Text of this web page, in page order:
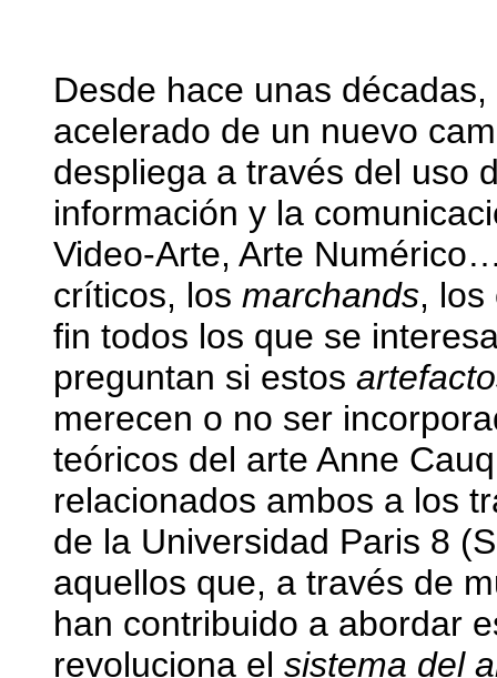
Desde hace unas
acelerado de un nuevo
despliega a través del uso
información y la
Video-Arte, Arte
críticos, los marchands, los
fin todos los que se
preguntan si estos
merecen o no ser
teóricos del arte Anne
relacionados ambos a los
de la Universidad Paris 8
aquellos que, a través de
han contribuido a abordar
revoluciona el sistema del